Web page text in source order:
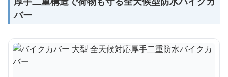
バー